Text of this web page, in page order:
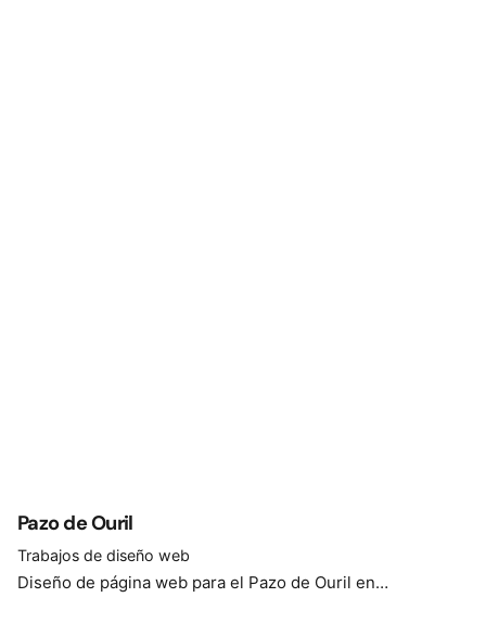
Pazo de Ouril
Trabajos de diseño web
Diseño de página web para el Pazo de Ouril en…